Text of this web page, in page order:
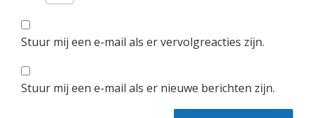
Stuur mij een e-mail als er vervolgreacties zijn.
Stuur mij een e-mail als er nieuwe berichten zijn.